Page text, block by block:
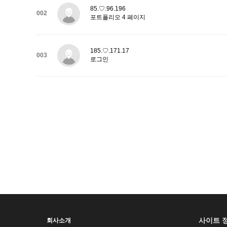
002
85.♡.96.196
포트폴리오 4 페이지
003
185.♡.171.17
로그인
회사소개 사이트